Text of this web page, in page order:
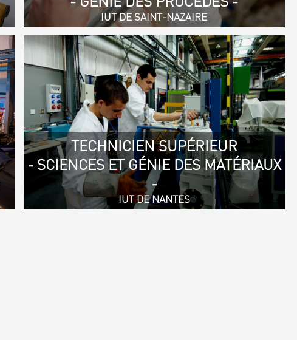
IUT DE SAINT-NAZAIRE
TECHNICIEN SUPÉRIEUR
- SCIENCES ET GÉNIE DES MATÉRIAUX
-
IUT DE NANTES